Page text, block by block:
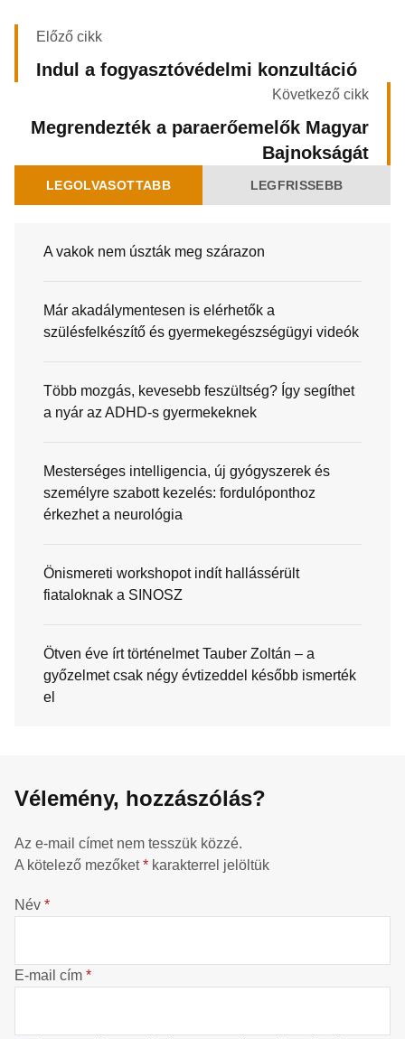
Előző cikk
Indul a fogyasztóvédelmi konzultáció
Következő cikk
Megrendezték a paraerőemelők Magyar
Bajnokságát
LEGOLVASOTTABB LEGFRISSEBB
A vakok nem úszták meg szárazon
Már akadálymentesen is elérhetők a
szülésfelkészítő és gyermekegészségügyi videók
Több mozgás, kevesebb feszültség? Így segíthet
a nyár az ADHD-s gyermekeknek
Mesterséges intelligencia, új gyógyszerek és
személyre szabott kezelés: fordulóponthoz
érkezhet a neurológia
Önismereti workshopot indít hallássérült
fiataloknak a SINOSZ
Ötven éve írt történelmet Tauber Zoltán – a
győzelmet csak négy évtizeddel később ismerték
el
Vélemény, hozzászólás?
Az e-mail címet nem tesszük közzé.
A kötelező mezőket* karakterrel jelöltük
Név *
E-mail cím *